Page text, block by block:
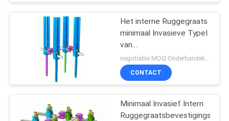
CITAAT
SITEMAP
PRIVACY
POLICY
traumabevestiging
Chirurgische
Instrumentenuitrusting
13
Het interne Ruggegraats
minimaal Invasieve TypeⅠ
van
Bevestigingssysteem
negotiable MOQ:Onderhandeling
CONTACT
Minimaal Invasief Intern